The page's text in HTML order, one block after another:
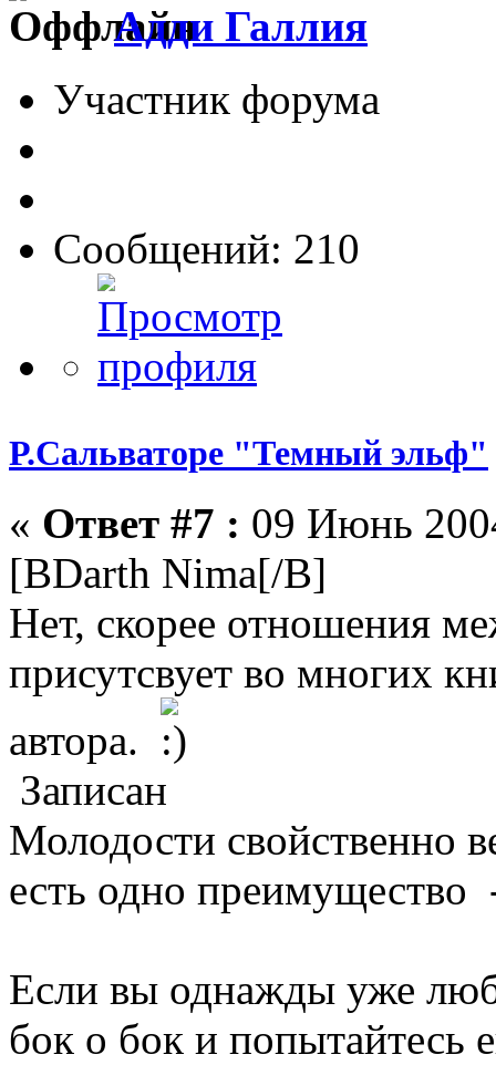
Адди Галлия
Участник форума
Сообщений: 210
Р.Сальваторе "Темный эльф"
« Ответ #7 : 09 Июнь
[BDarth Nima[/B]
Нет, скорее отношения
присутсвует во многих
автора.
Записан
Молодости свойственно
есть одно
Если вы однажды уже
бок о бок и попытайтесь